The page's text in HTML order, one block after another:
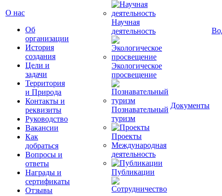
О нас
Об
организации
История
создания
Цели и
задачи
Территория
и Природа
Контакты и
реквизиты
Руководство
Вакансии
Как
добраться
Вопросы и
ответы
Награды и
сертификаты
Отзывы
Научная
деятельность
Экологическое
просвещение
Познавательный
туризм
Проекты
Международная
деятельность
Публикации
Документы